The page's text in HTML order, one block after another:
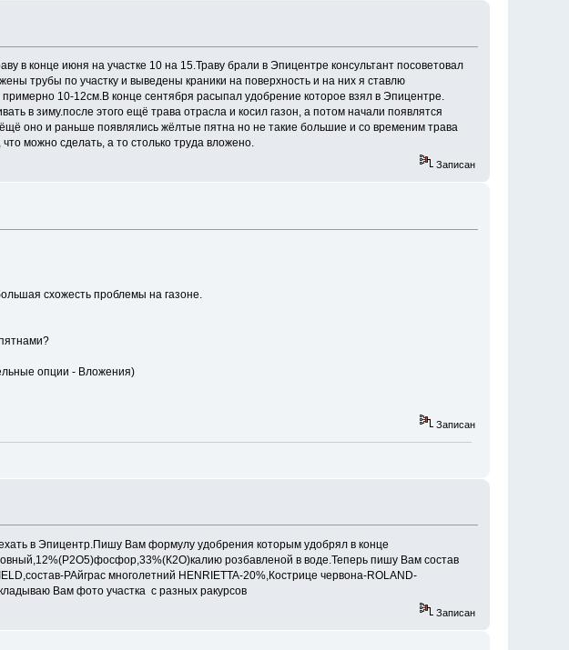
в конце июня на участке 10 на 15.Траву брали в Эпицентре консультант посоветовал
трубы по участку и выведены краники на поверхность и на них я ставлю
примерно 10-12см.В конце сентября расыпал удобрение которое взял в Эпицентре.
в зиму.после этого ещё трава отрасла и косил газон, а потом начали появлятся
оно и раньше появлялись жёлтые пятна но не такие большие и со временим трава
можно сделать, а то столько труда вложено.
Записан
схожесть проблемы на газоне.
опции - Вложения)
Записан
в Эпицентр.Пишу Вам формулу удобрения которым удобрял в конце
розбавленой в воде.Теперь пишу Вам состав
РАйграс многолетний HENRIETTA-20%,Кострице червона-ROLAND-
Вам фото участка с разных ракурсов
Записан